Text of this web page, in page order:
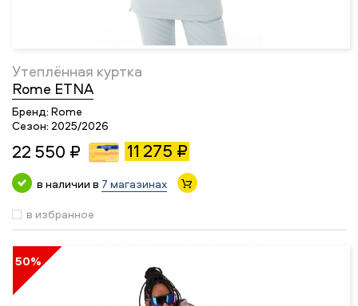
Утеплённая куртка
Rome ETNA
Бренд: Rome
Сезон: 2025/2026
22 550 ₽ 11 275 ₽
в наличии в 7 магазинах
в избранное
50%